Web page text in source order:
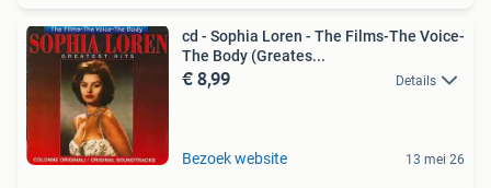
cd - Sophia Loren - The Films-The Voice-
The Body (Greates...
€ 8,99 Details
Bezoek website 13 mei 26